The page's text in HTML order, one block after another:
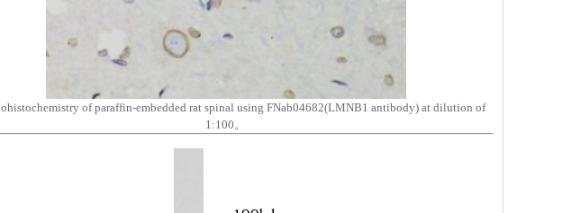
of paraffin-embedded rat spinal using FNab04682(LMNB1 antibody) at dilution of
1:100。